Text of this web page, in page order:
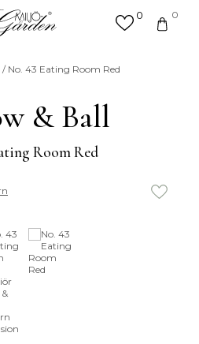
0 0
produkt eller
/ No. 43 Eating Room Red
& Ball
Room Red